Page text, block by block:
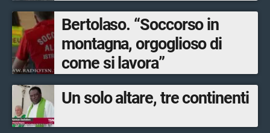
Bertolaso. “Soccorso in
montagna, orgoglioso di
come si lavora”
Un solo altare, tre continenti